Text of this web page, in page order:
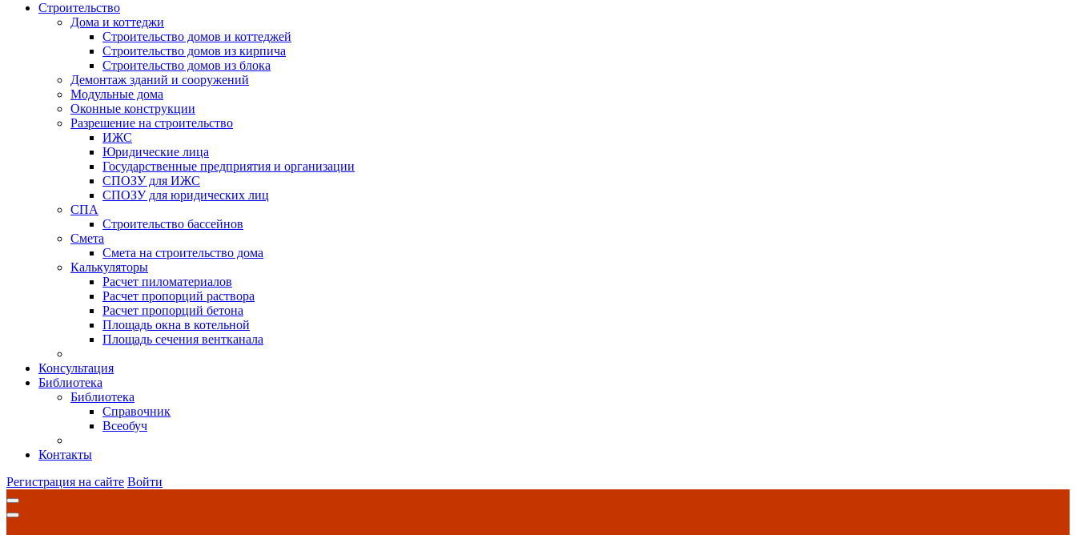
Строительство
Дома и коттеджи
Строительство домов и коттеджей
Строительство домов из кирпича
Строительство домов из блока
Демонтаж зданий и сооружений
Модульные дома
Оконные конструкции
Разрешение на строительство
ИЖС
Юридические лица
Государственные предприятия и организации
СПОЗУ для ИЖС
СПОЗУ для юридических лиц
СПА
Строительство бассейнов
Смета
Смета на строительство дома
Калькуляторы
Расчет пиломатериалов
Расчет пропорций раствора
Расчет пропорций бетона
Площадь окна в котельной
Площадь сечения вентканала
Консультация
Библиотека
Библиотека
Справочник
Всеобуч
Контакты
Регистрация на сайте Войти